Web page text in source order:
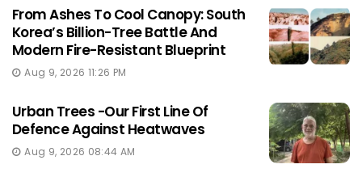
From Ashes To Cool Canopy: South
Korea’s Billion-Tree Battle And
Modern Fire-Resistant Blueprint
Aug 9, 2026 11:26 PM
Urban Trees -Our First Line Of
Defence Against Heatwaves
Aug 9, 2026 08:44 AM